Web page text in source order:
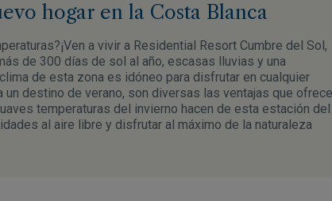
hogar en la Costa Blanca
a vivir a Residential Resort Cumbre del Sol,
de 300 días de sol al año, escasas lluvias y una
de esta zona es idóneo para disfrutar en cualquier
un destino de verano, son diversas las ventajas que ofrece
temperaturas del invierno hacen de esta estación del
al aire libre y disfrutar al máximo de la naturaleza